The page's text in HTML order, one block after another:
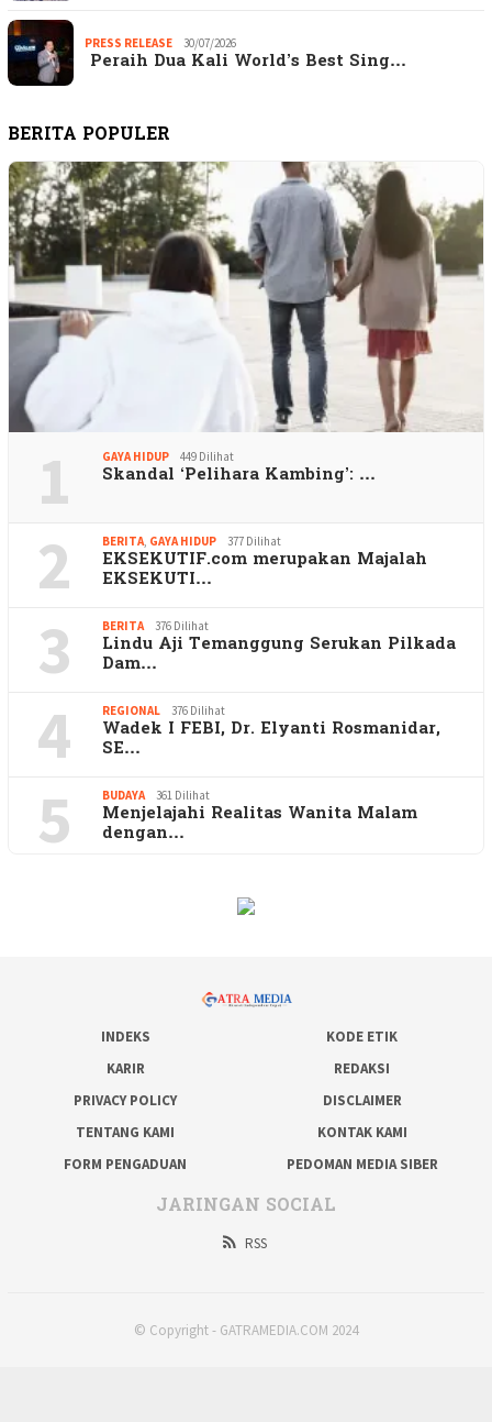
PRESS RELEASE 30/07/2026
Peraih Dua Kali World’s Best Sing…
BERITA POPULER
1 GAYA HIDUP 449 Dilihat
Skandal ‘Pelihara Kambing’: …
2 BERITA, GAYA HIDUP 377 Dilihat
EKSEKUTIF.com merupakan Majalah
EKSEKUTI…
3 BERITA 376 Dilihat
Lindu Aji Temanggung Serukan Pilkada
Dam…
4 REGIONAL 376 Dilihat
Wadek I FEBI, Dr. Elyanti Rosmanidar,
SE…
5 BUDAYA 361 Dilihat
Menjelajahi Realitas Wanita Malam
dengan…
INDEKS
KODE ETIK
KARIR
REDAKSI
PRIVACY POLICY
DISCLAIMER
TENTANG KAMI
KONTAK KAMI
FORM PENGADUAN
PEDOMAN MEDIA SIBER
JARINGAN SOCIAL
RSS
© Copyright - GATRAMEDIA.COM 2024